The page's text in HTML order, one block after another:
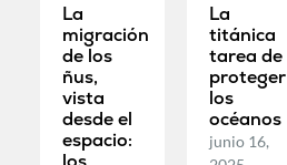
La
migración
de los
ñus,
vista
desde el
espacio:
La
titánica
tarea de
proteger
los
océanos
junio 16,